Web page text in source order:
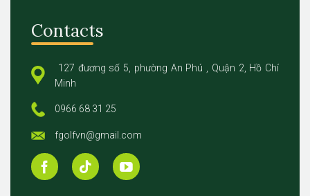
Contacts
127 đương số 5, phường An Phú , Quận 2, Hồ Chí
Minh
0966 68 31 25
fgolfvn@gmail.com